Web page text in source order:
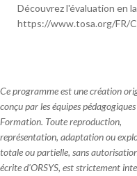
Découvrez l'évaluation en
https://www.tosa.org/FR/
Ce programme est une création
conçu par les équipes
Formation. Toute reproduction,
représentation, adaptation ou
totale ou partielle, sans
écrite d'ORSYS, est strictement